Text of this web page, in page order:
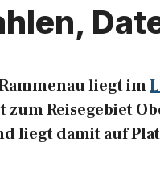
liegt im
zum Reisegebiet
liegt damit auf